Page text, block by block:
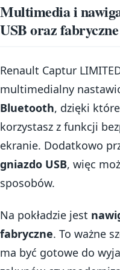
Multimedia i
USB oraz
Renault Captur
multimedialny
Bluetooth, dzięki
korzystasz z funkcji
ekranie. Dodatkowo
gniazdo USB, więc
sposobów.
Na pokładzie jest
fabryczne. To ważne
ma być gotowe do